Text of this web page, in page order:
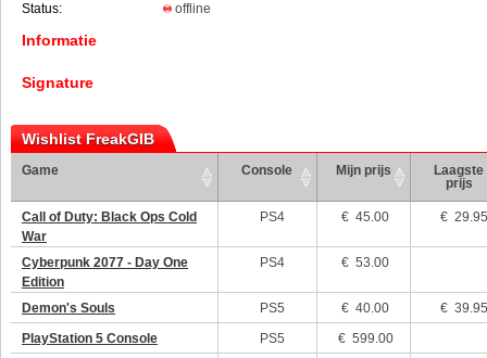
Status:
offline
Informatie
Signature
Wishlist FreakGIB
Game Console Mijn prijs
Laagste
prijs
Call of Duty: Black Ops Cold
War
PS4 €45.00 €
Cyberpunk 2077 - Day One
Edition
PS4 €53.00
Demon's Souls PS5 €40.00
€
PlayStation 5 Console
PS5 € 599.00